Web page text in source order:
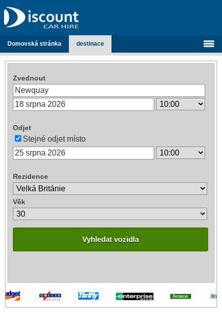
Domovská stránka destinace
Zvednout
Odjet
Stejné odjet místo
Rezidence
Věk
Vyhledat vozidla